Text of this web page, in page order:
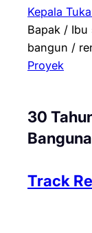
Kepala
Bapak / Ibu
bangun /
Proyek
30
Track